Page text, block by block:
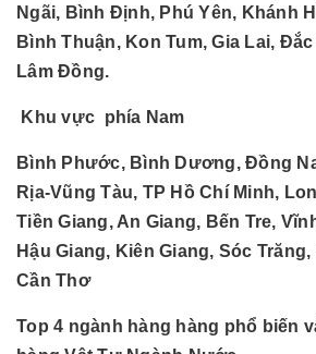
Ngãi, Bình Định, Phú Yên, Khánh
Bình Thuận, Kon Tum, Gia Lai,
Lâm Đồng.
Khu vực phía Nam
Bình Phước, Bình Dương, Đồng
Rịa-Vũng Tàu, TP Hồ Chí Minh,
Tiền Giang, An Giang, Bến Tre,
Hậu Giang, Kiên Giang, Sóc
Cần Thơ
Top 4 ngành hàng hàng phổ biến